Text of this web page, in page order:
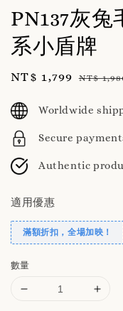
PN137灰
系小盾牌
Sale
NT$ 1,799 NT$
Worldwide
Secure
Authentic
適用優惠
滿額折扣，全場加映！
數量